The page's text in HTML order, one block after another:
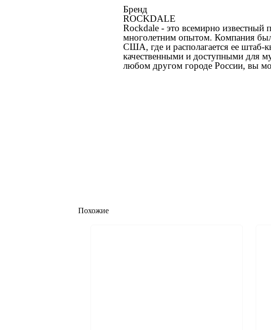
Бренд
ROCKDALE
Rockdale - это всемирно известный
многолетним опытом. Компания
США, где и располагается ее штаб-
качественными и доступными для
любом другом городе России, вы
Похожие